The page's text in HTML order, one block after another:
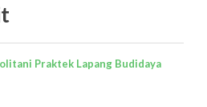
Praktek Lapang Budidaya